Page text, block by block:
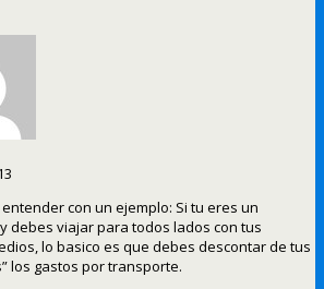
con un ejemplo: Si tu eres un
debes viajar para todos lados con tus
lo basico es que debes descontar de tus
los gastos por transporte.